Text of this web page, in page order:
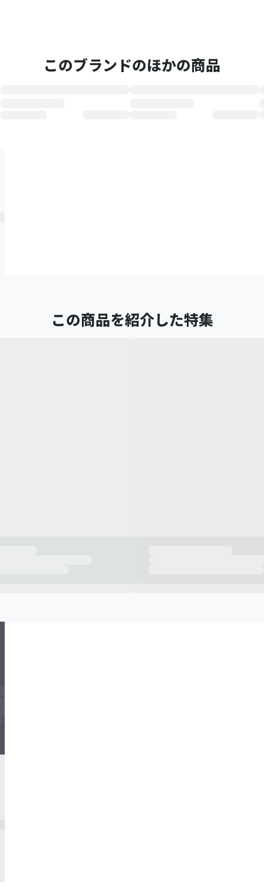
このブランドのほかの商品
この商品を紹介した特集